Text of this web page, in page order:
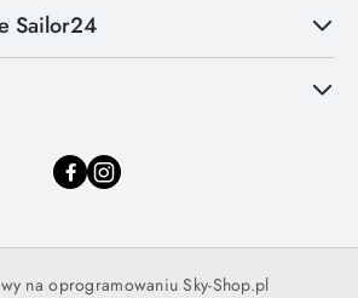
Sailor24
na oprogramowaniu Sky-Shop.pl